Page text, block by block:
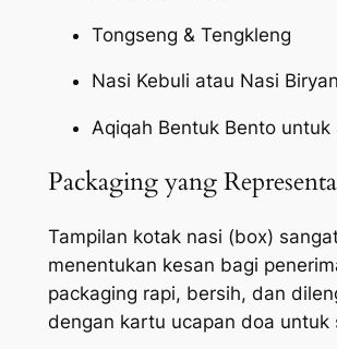
Tongseng & Tengkleng
Nasi Kebuli atau Nasi
Aqiqah Bentuk Bento untuk
Packaging yang
Tampilan kotak nasi (box)
menentukan kesan bagi
packaging rapi, bersih, dan
dengan kartu ucapan doa untuk